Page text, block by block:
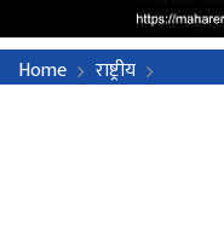
Home राष्ट्रीय